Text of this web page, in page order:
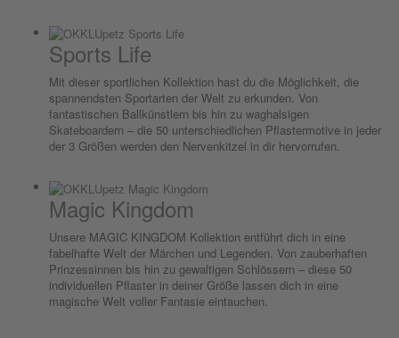
Sports Life
Mit dieser sportlichen Kollektion hast du die Möglichkeit, die
spannendsten Sportarten der Welt zu erkunden. Von
fantastischen Ballkünstlern bis hin zu waghalsigen
Skateboardern – die 50 unterschiedlichen Pflastermotive in jeder
der 3 Größen werden den Nervenkitzel in dir hervorrufen.
Magic Kingdom
Unsere MAGIC KINGDOM Kollektion entführt dich in eine
fabelhafte Welt der Märchen und Legenden. Von zauberhaften
Prinzessinnen bis hin zu gewaltigen Schlössern – diese 50
individuellen Pflaster in deiner Größe lassen dich in eine
magische Welt voller Fantasie eintauchen.